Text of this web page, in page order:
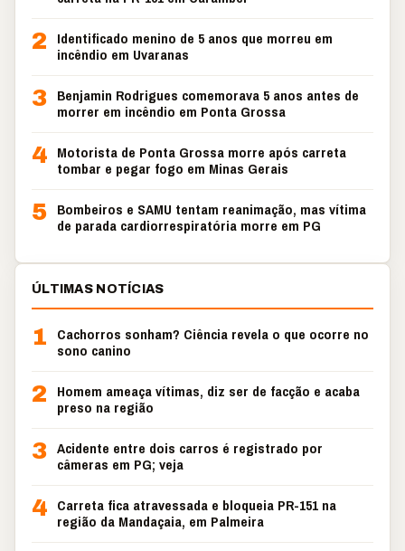
2
Identificado menino de 5 anos que morreu em
incêndio em Uvaranas
3 Benjamin Rodrigues comemorava 5 anos antes de
morrer em incêndio em Ponta Grossa
4 Motorista de Ponta Grossa morre após carreta
tombar e pegar fogo em Minas Gerais
5 Bombeiros e SAMU tentam reanimação, mas vítima
de parada cardiorrespiratória morre em PG
ÚLTIMAS NOTÍCIAS
1
Cachorros sonham? Ciência revela o que ocorre no
sono canino
2
Homem ameaça vítimas, diz ser de facção e acaba
preso na região
3 Acidente entre dois carros é registrado por
câmeras em PG; veja
4 Carreta fica atravessada e bloqueia PR-151 na
região da Mandaçaia, em Palmeira